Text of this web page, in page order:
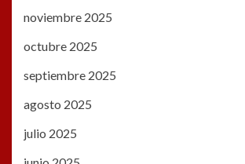
noviembre 2025
octubre 2025
septiembre 2025
agosto 2025
julio 2025